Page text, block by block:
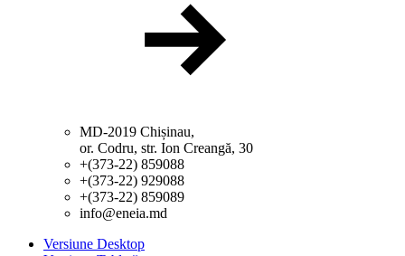
MD-2019 Chișinau,
or. Codru, str. Ion Creangă, 30
+(373-22) 859088
+(373-22) 929088
+(373-22) 859089
info@eneia.md
Versiune Desktop